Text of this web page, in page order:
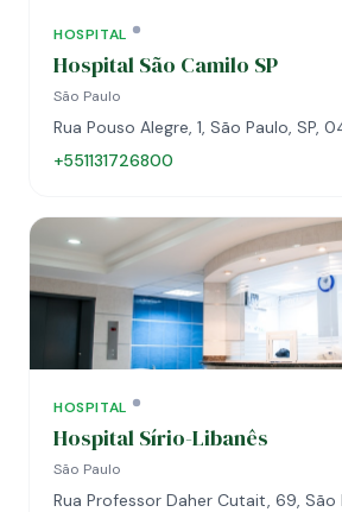
HOSPITAL
Hospital São Camilo SP
São Paulo
Rua Pouso Alegre, 1, São Paulo, SP,
+551131726800
HOSPITAL
Hospital Sírio-Libanês
São Paulo
Rua Professor Daher Cutait, 69, São